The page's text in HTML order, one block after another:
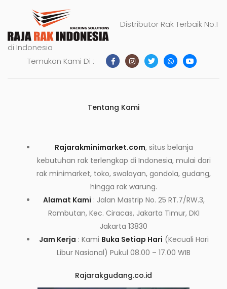
Distributor Rak Terbaik No.1
di Indonesia
Temukan Kami Di :
Tentang Kami
Rajarakminimarket.com, situs belanja
kebutuhan rak terlengkap di Indonesia, mulai dari
rak minimarket, toko, swalayan, gondola, gudang,
hingga rak warung.
Alamat Kami : Jalan Mastrip No. 25 RT.7/RW.3,
Rambutan, Kec. Ciracas, Jakarta Timur, DKI
Jakarta 13830
Jam Kerja : Kami Buka Setiap Hari (Kecuali Hari
Libur Nasional) Pukul 08.00 – 17.00 WIB
Rajarakgudang.co.id